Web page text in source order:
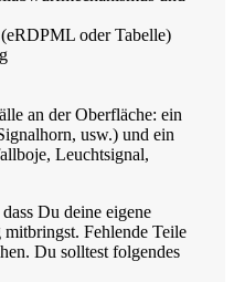
oder Tabelle)
an der Oberfläche: ein
usw.) und ein
Leuchtsignal,
Du deine eigene
Fehlende Teile
Du solltest folgendes